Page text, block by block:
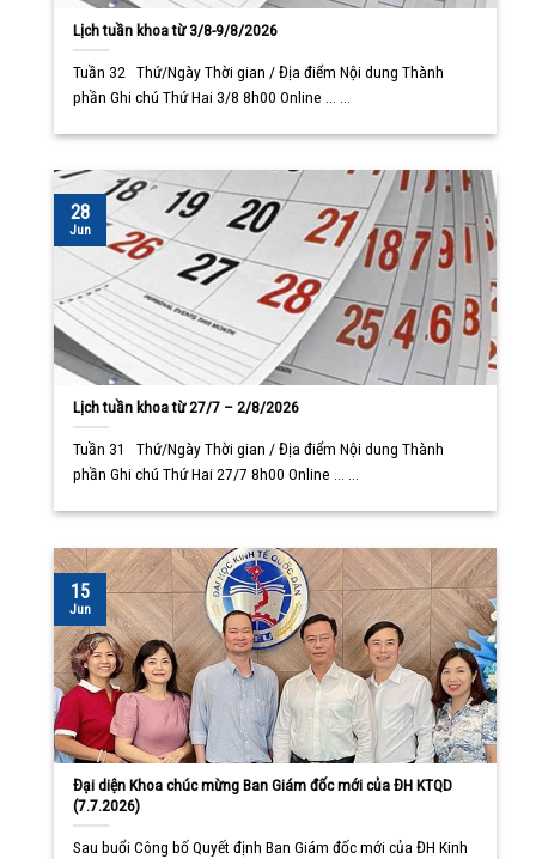
Lịch tuần khoa từ 3/8-9/8/2026
Tuần 32 Thứ/Ngày Thời gian / Địa điểm Nội dung Thành
phần Ghi chú Thứ Hai 3/8 8h00 Online ... ...
Lịch tuần khoa từ 27/7 – 2/8/2026
Tuần 31 Thứ/Ngày Thời gian / Địa điểm Nội dung Thành
phần Ghi chú Thứ Hai 27/7 8h00 Online ... ...
28
Jun
Đại diện Khoa chúc mừng Ban Giám đốc mới của ĐH KTQD
(7.7.2026)
Sau buổi Công bố Quyết định Ban Giám đốc mới của ĐH Kinh
15
Jun